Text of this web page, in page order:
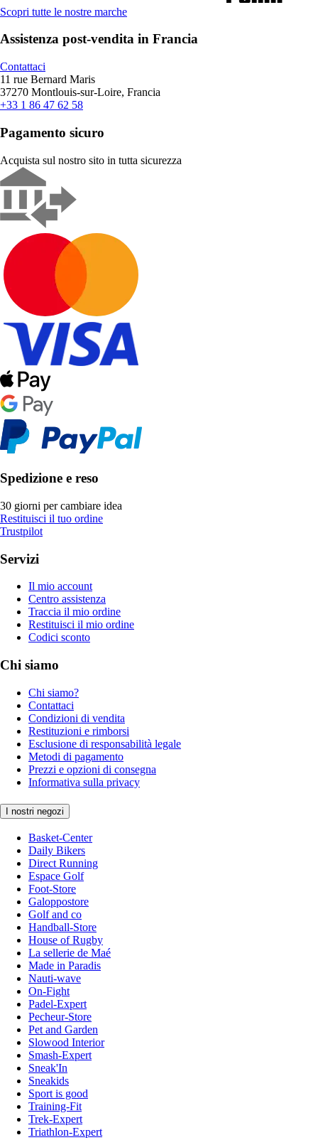
Scopri tutte le nostre marche
Assistenza post-vendita in Francia
Contattaci
11 rue Bernard Maris
37270 Montlouis-sur-Loire, Francia
+33 1 86 47 62 58
Pagamento sicuro
Acquista sul nostro sito in tutta sicurezza
Spedizione e reso
30 giorni per cambiare idea
Restituisci il tuo ordine
Trustpilot
Servizi
Il mio account
Centro assistenza
Traccia il mio ordine
Restituisci il mio ordine
Codici sconto
Chi siamo
Chi siamo?
Contattaci
Condizioni di vendita
Restituzioni e rimborsi
Esclusione di responsabilità legale
Metodi di pagamento
Prezzi e opzioni di consegna
Informativa sulla privacy
I nostri negozi
Basket-Center
Daily Bikers
Direct Running
Espace Golf
Foot-Store
Galoppostore
Golf and co
Handball-Store
House of Rugby
La sellerie de Maé
Made in Paradis
Nauti-wave
On-Fight
Padel-Expert
Pecheur-Store
Pet and Garden
Slowood Interior
Smash-Expert
Sneak'In
Sneakids
Sport is good
Training-Fit
Trek-Expert
Triathlon-Expert